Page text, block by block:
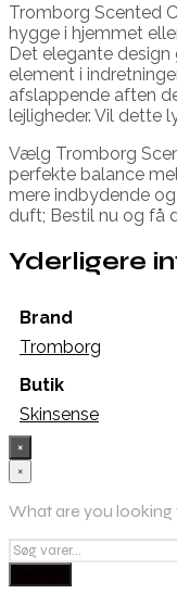
Tromborg Scented
hygge i hjemmet
Det elegante
element i
afslappende aften
lejligheder. Vil dette
Vælg Tromborg
perfekte balance
mere indbydende
duft; Bestil nu og få
Yderligere
Brand
Tromborg
Butik
Skinsense
×
×
What are you looking